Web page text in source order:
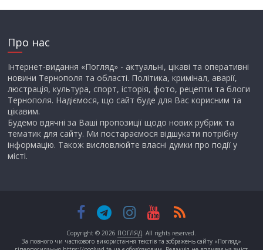
Про нас
Інтернет-видання «Погляд» - актуальні, цікаві та оперативні
новини Тернополя та області. Політика, кримінал, аварії,
люстрація, культура, спорт, історія, фото, рецепти та блоги
Тернополя. Надіємося, що сайт буде для Вас корисним та
цікавим.
Будемо вдячні за Ваші пропозиції щодо нових рубрик та
тематик для сайту. Ми постараємося відшукати потрібну
інформацію. Також висловлюйте власні думки про події у
місті.
Copyright © 2026 ПОГЛЯД . All rights reserved.
За повного чи часткового використання текстів та зображень сайту «Погляд»